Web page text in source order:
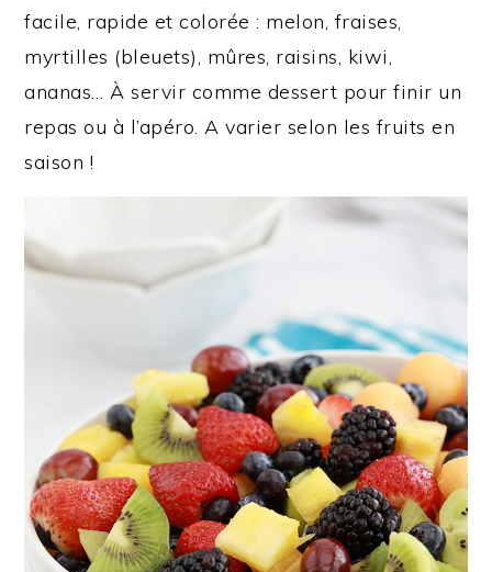
facile, rapide et colorée : melon, fraises,
myrtilles (bleuets), mûres, raisins, kiwi,
ananas… À servir comme dessert pour finir un
repas ou à l’apéro. A varier selon les fruits en
saison !